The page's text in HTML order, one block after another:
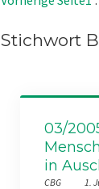
Stichwort
03/
in
CBG
1.